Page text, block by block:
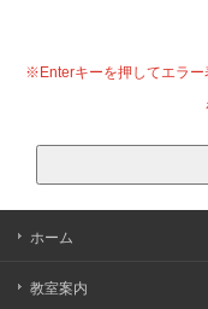
※Enterキーを押してエラー
ホーム
教室案内